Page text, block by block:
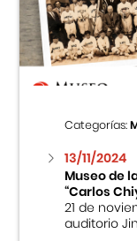
Centro
Cursos
Museo de
Fondo
Teatro
Categorías:
13/11/2024
Museo de
“Carlos
21 de
auditorio